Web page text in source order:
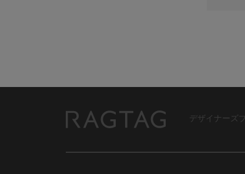
デザイナーズ